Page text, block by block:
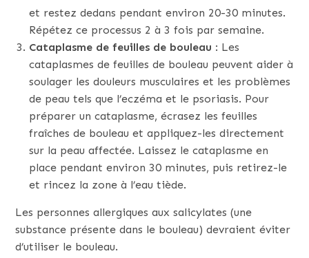
et restez dedans pendant environ 20-30 minutes.
Répétez ce processus 2 à 3 fois par semaine.
Cataplasme de feuilles de bouleau : Les
cataplasmes de feuilles de bouleau peuvent aider à
soulager les douleurs musculaires et les problèmes
de peau tels que l’eczéma et le psoriasis. Pour
préparer un cataplasme, écrasez les feuilles
fraîches de bouleau et appliquez-les directement
sur la peau affectée. Laissez le cataplasme en
place pendant environ 30 minutes, puis retirez-le
et rincez la zone à l’eau tiède.
Les personnes allergiques aux salicylates (une
substance présente dans le bouleau) devraient éviter
d’utiliser le bouleau.